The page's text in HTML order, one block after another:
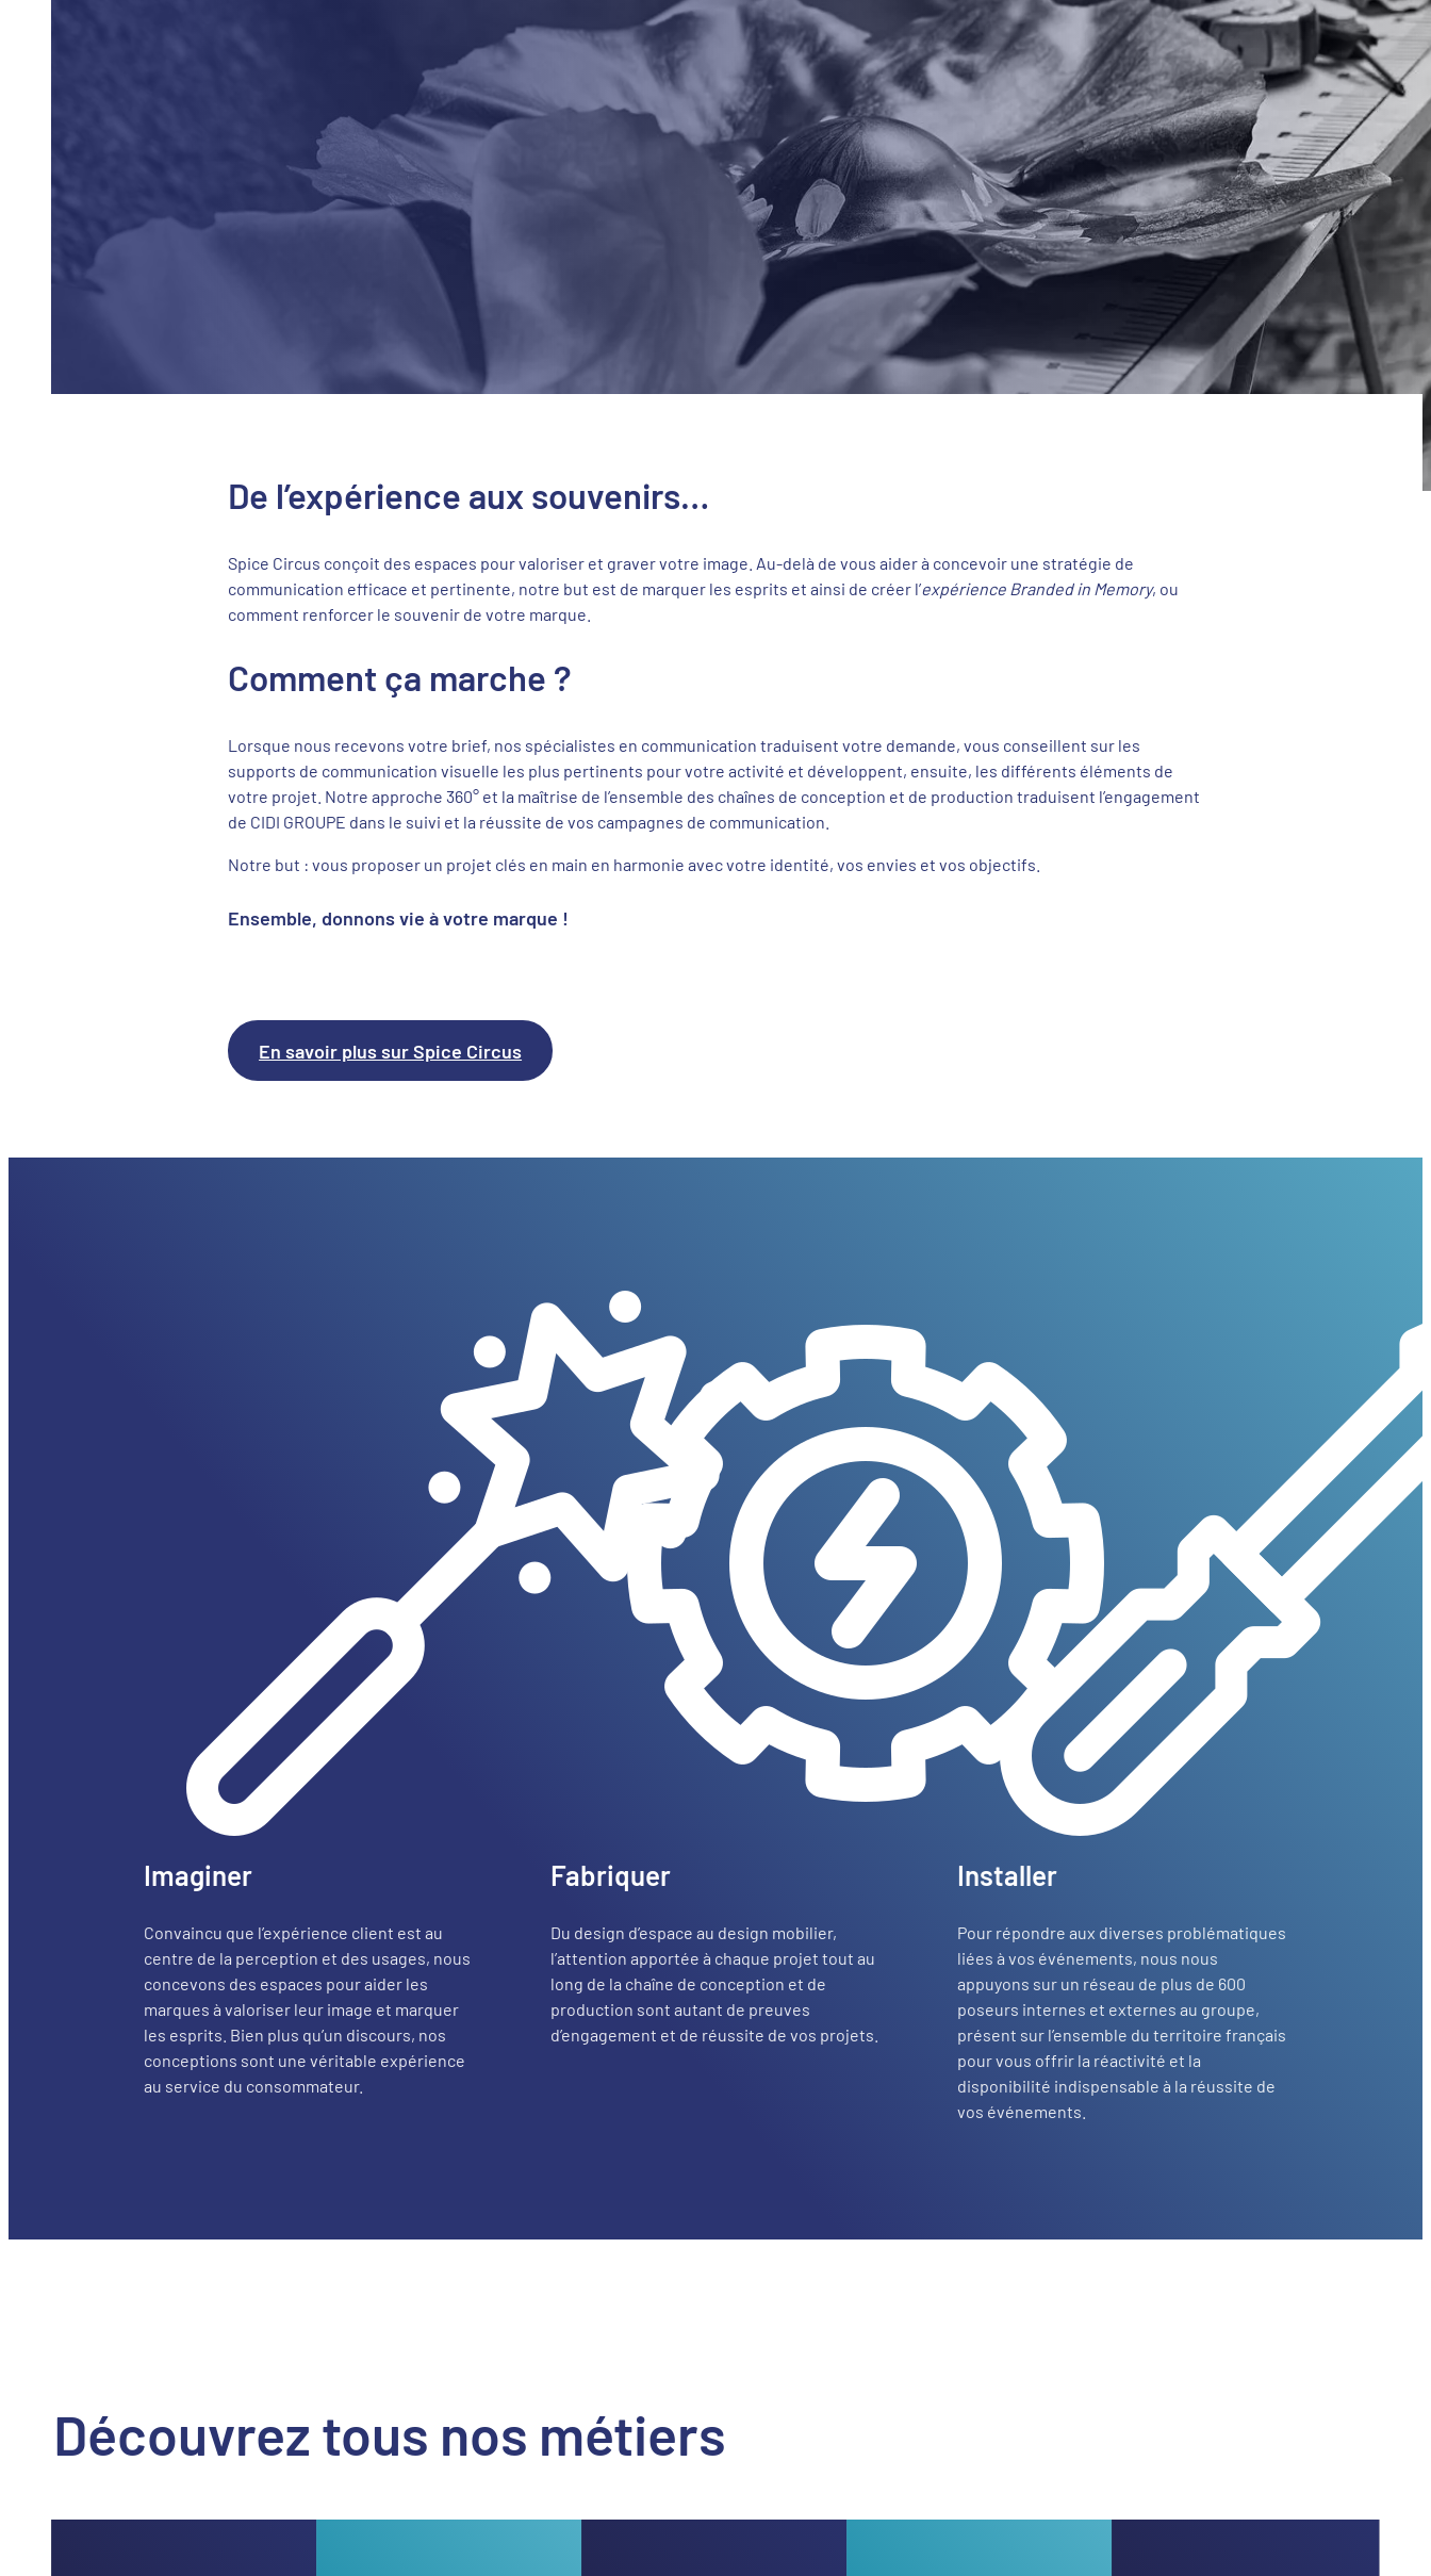
De l’expérience aux souvenirs…
Spice Circus conçoit des espaces pour valoriser et graver votre image. Au-delà de vous aider à concevoir une stratégie de
communication efficace et pertinente, notre but est de marquer les esprits et ainsi de créer l’expérience Branded in Memory, ou
comment renforcer le souvenir de votre marque.
Comment ça marche ?
Lorsque nous recevons votre brief, nos spécialistes en communication traduisent votre demande, vous conseillent sur les
supports de communication visuelle les plus pertinents pour votre activité et développent, ensuite, les différents éléments de
votre projet. Notre approche 360° et la maîtrise de l’ensemble des chaînes de conception et de production traduisent l’engagement
de CIDI GROUPE dans le suivi et la réussite de vos campagnes de communication.
Notre but : vous proposer un projet clés en main en harmonie avec votre identité, vos envies et vos objectifs.
Ensemble, donnons vie à votre marque !
En savoir plus sur Spice Circus
Imaginer
Convaincu que l’expérience client est au
centre de la perception et des usages, nous
concevons des espaces pour aider les
marques à valoriser leur image et marquer
les esprits. Bien plus qu’un discours, nos
conceptions sont une véritable expérience
au service du consommateur.
Fabriquer
Du design d’espace au design mobilier,
l’attention apportée à chaque projet tout au
long de la chaîne de conception et de
production sont autant de preuves
d’engagement et de réussite de vos projets.
Installer
Pour répondre aux diverses problématiques
liées à vos événements, nous nous
appuyons sur un réseau de plus de 600
poseurs internes et externes au groupe,
présent sur l’ensemble du territoire français
pour vous offrir la réactivité et la
disponibilité indispensable à la réussite de
vos événements.
Découvrez tous nos métiers